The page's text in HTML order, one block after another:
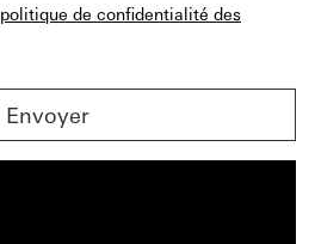
politique de confidentialité des
Envoyer